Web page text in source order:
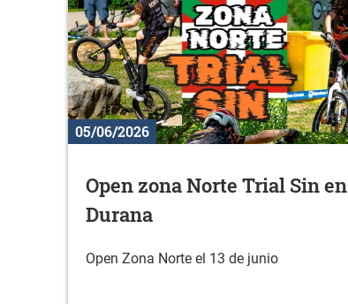
05/06/2026
Open zona Norte Trial Sin en
Durana
Open Zona Norte el 13 de junio